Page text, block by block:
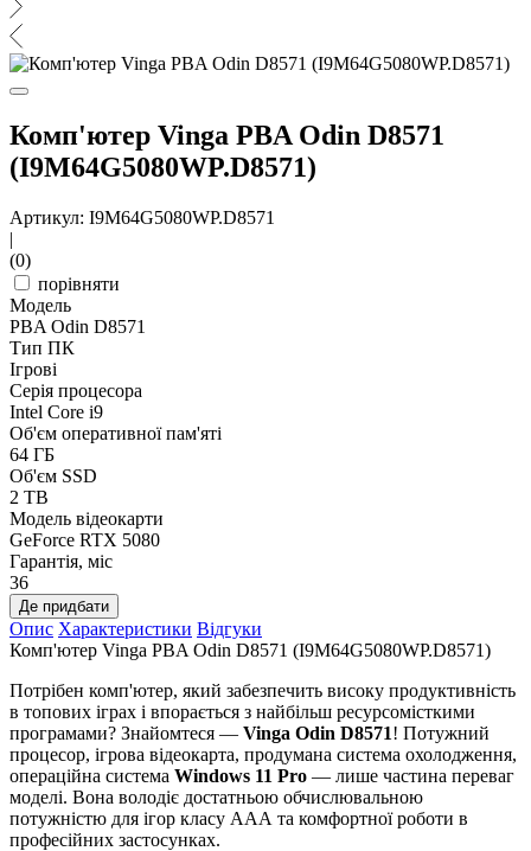
Комп'ютер Vinga PBA Odin D8571
(I9M64G5080WP.D8571)
Артикул: I9M64G5080WP.D8571
|
(0)
порівняти
Модель
PBA Odin D8571
Тип ПК
Ігрові
Серія процесора
Intel Core i9
Об'єм оперативної пам'яті
64 ГБ
Об'єм SSD
2 TB
Модель відеокарти
GeForce RTX 5080
Гарантія, міс
36
Де придбати
Опис Характеристики Відгуки
Комп'ютер Vinga PBA Odin D8571 (I9M64G5080WP.D8571)
Потрібен комп'ютер, який забезпечить високу продуктивність
в топових іграх і впорається з найбільш ресурсомісткими
програмами? Знайомтеся — Vinga Odin D8571! Потужний
процесор, ігрова відеокарта, продумана система охолодження,
операційна система Windows 11 Pro — лише частина переваг
моделі. Вона володіє достатньою обчислювальною
потужністю для ігор класу ААА та комфортної роботи в
професійних застосунках.